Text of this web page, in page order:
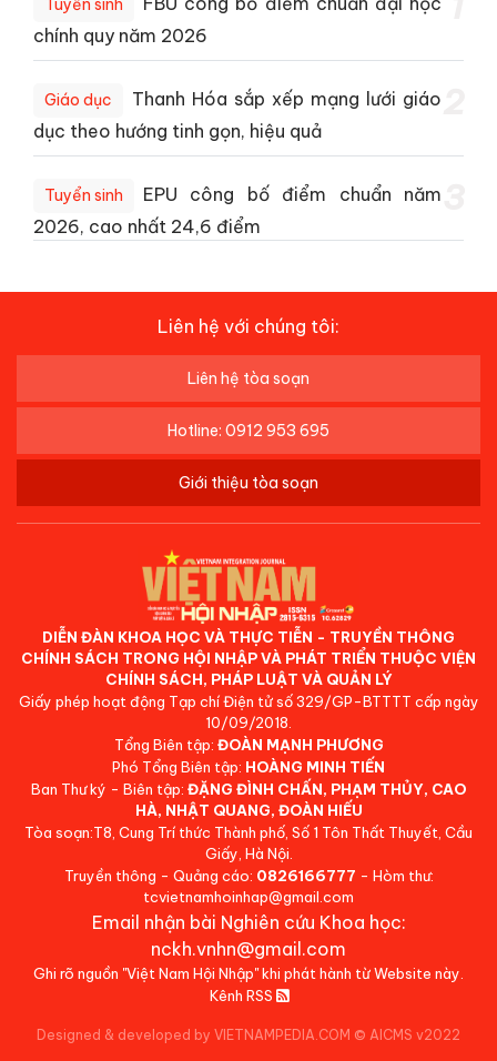
Tuyển sinh
chính quy năm 2026
Giáo dục
Thanh Hóa sắp xếp mạng lưới giáo
dục theo hướng tinh gọn, hiệu quả
Tuyển sinh
EPU công bố điểm chuẩn năm
2026, cao nhất 24,6 điểm
Liên hệ với chúng tôi:
Liên hệ tòa soạn
Hotline: 0912 953 695
Giới thiệu tòa soạn
DIỄN ĐÀN KHOA HỌC VÀ THỰC TIỄN - TRUYỀN THÔNG
CHÍNH SÁCH TRONG HỘI NHẬP VÀ PHÁT TRIỂN THUỘC VIỆN
CHÍNH SÁCH, PHÁP LUẬT VÀ QUẢN LÝ
Giấy phép hoạt động Tạp chí Điện tử số 329/GP-BTTTT cấp ngày
10/09/2018.
Tổng Biên tập: ĐOÀN MẠNH PHƯƠNG
Phó Tổng Biên tập: HOÀNG MINH TIẾN
Ban Thư ký - Biên tập: ĐẶNG ĐÌNH CHẤN, PHẠM THỦY, CAO
HÀ, NHẬT QUANG, ĐOÀN HIẾU
Tòa soạn:T8, Cung Trí thức Thành phố, Số 1 Tôn Thất Thuyết, Cầu
Giấy, Hà Nội.
Truyền thông - Quảng cáo: 0826166777 - Hòm thư:
tcvietnamhoinhap@gmail.com
Email nhận bài Nghiên cứu Khoa học:
nckh.vnhn@gmail.com
Ghi rõ nguồn "Việt Nam Hội Nhập" khi phát hành từ Website này.
Kênh RSS
Designed & developed by VIETNAMPEDIA.COM © AICMS v2022